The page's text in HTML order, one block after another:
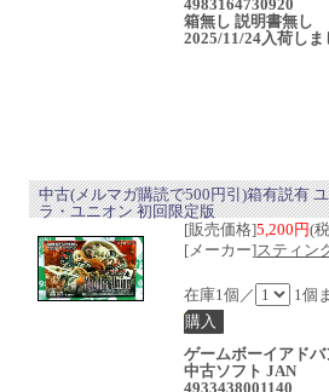
4983164730920
箱無し 説明書無し
2025/11/24入荷しま
中古(メルマガ購読で500円引)箱有説有
ラ・ユニオン 初回限定版
[販売価格]5,200円(
[メーカー]スティン
在庫1個／ 1個
ゲームボーイアドバ
中古ソフト JAN
4933438001140